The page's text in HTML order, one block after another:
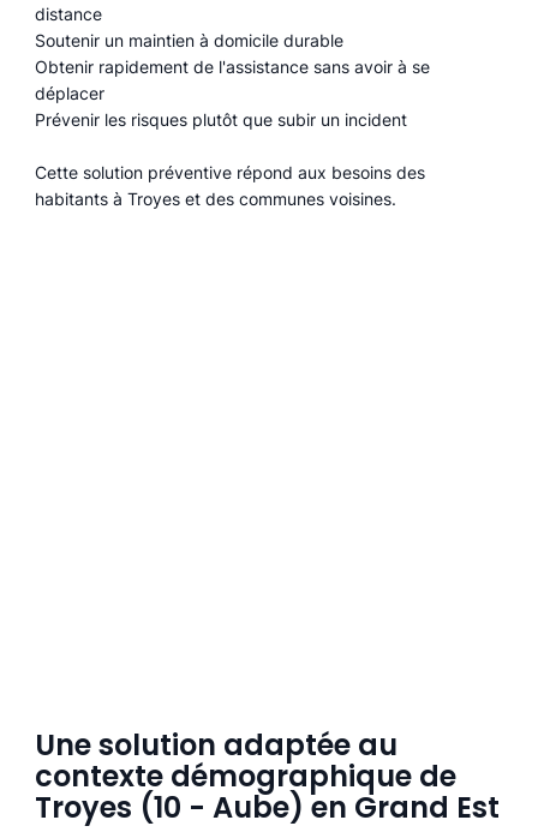
distance
Soutenir un maintien à domicile durable
Obtenir rapidement de l'assistance sans avoir à se
déplacer
Prévenir les risques plutôt que subir un incident
Cette solution préventive répond aux besoins des
habitants à Troyes et des communes voisines.
Une solution adaptée au
contexte démographique de
Troyes (10 - Aube) en Grand Est